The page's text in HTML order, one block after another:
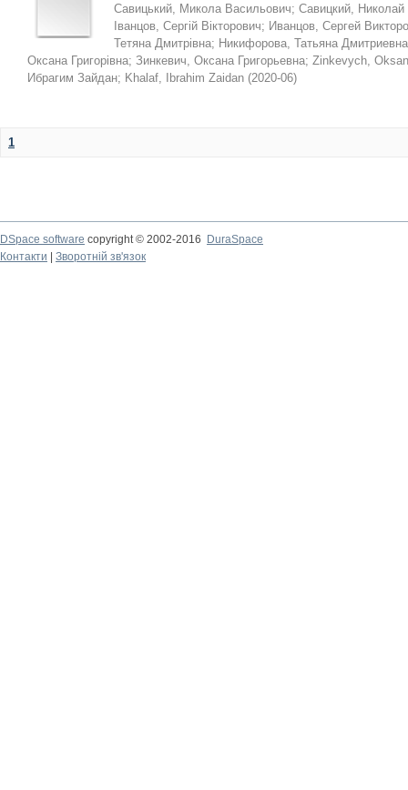
Савицький, Микола Васильович; Савицкий,
Іванцов, Сергій Вікторович; Иванцов, Сергей
Тетяна Дмитрівна; Никифорова, Татьяна Дмитриевна
Оксана Григорівна; Зинкевич, Оксана Григорьевна; Zinkevych,
Ибрагим Зайдан; Khalaf, Ibrahim Zaidan (2020-06)
1
DSpace software copyright © 2002-2016
DuraSpace
Контакти
Зворотній зв'язок